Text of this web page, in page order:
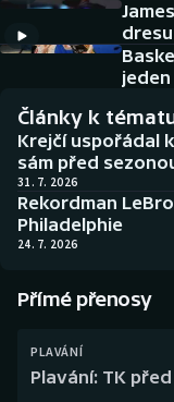
Baseball a softbal
Biatlon
Boby a skeleton
Box
Curling
Dostihy
Historické návraty
Aplikace ČT sport
AZ kvíz
Články k
Krejčí uspořádal
sám před
31. 7. 2026
Rekordman
Philadelphie
24. 7. 2026
Přímé přenosy
PLAVÁNÍ
Plavání: TK